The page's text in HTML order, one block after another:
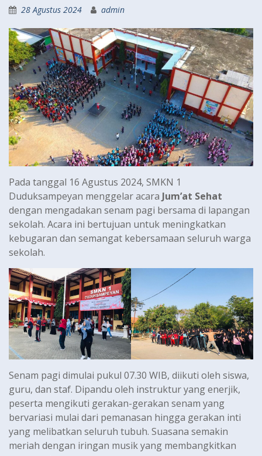
28 Agustus 2024 admin
Pada tanggal 16 Agustus 2024, SMKN 1
Duduksampeyan menggelar acara Jum’at Sehat
dengan mengadakan senam pagi bersama di lapangan
sekolah. Acara ini bertujuan untuk meningkatkan
kebugaran dan semangat kebersamaan seluruh warga
sekolah.
Senam pagi dimulai pukul 07.30 WIB, diikuti oleh siswa,
guru, dan staf. Dipandu oleh instruktur yang enerjik,
peserta mengikuti gerakan-gerakan senam yang
bervariasi mulai dari pemanasan hingga gerakan inti
yang melibatkan seluruh tubuh. Suasana semakin
meriah dengan iringan musik yang membangkitkan